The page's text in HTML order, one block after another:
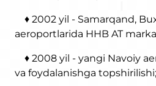
♦ 2002 yil - Samarqand,
aeroportlarida HHB AT
♦ 2008 yil - yangi Navoiy
va foydalanishga topshirilishi;